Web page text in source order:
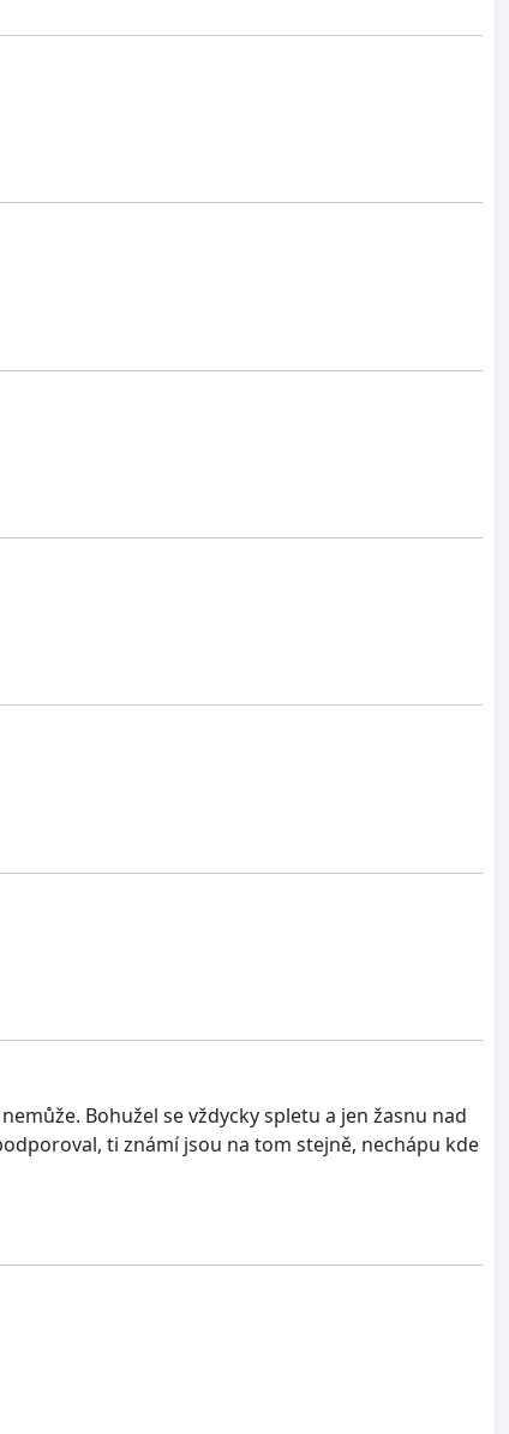
Bohužel se vždycky spletu a jen žasnu nad
ti známí jsou na tom stejně, nechápu kde